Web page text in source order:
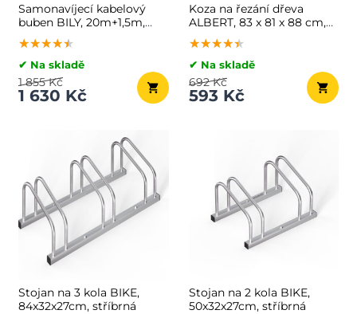
Samonavíjecí kabelový
buben BILY, 20m+1,5m,
šedá/oranžová
★★★★★
★★★★★
★★★★★
✔ Na skladě
1 630 Kč
1 855 Kč
Koza na řezání dřeva
ALBERT, 83 x 81 x 88 cm,
stříbrná
★★★★★
★★★★★
★★★★★
✔ Na skladě
593 Kč
692 Kč
Stojan na 3 kola BIKE,
84x32x27cm, stříbrná
Stojan na 2 kola BIKE,
50x32x27cm, stříbrná